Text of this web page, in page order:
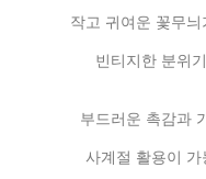
작고 귀여운 꽃무
빈티지한 분위
부드러운 촉감과
사계절 활용이 가